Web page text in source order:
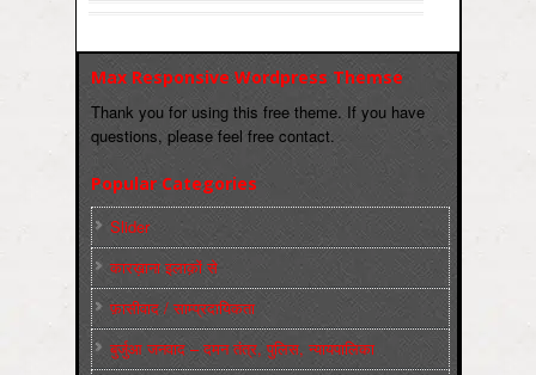
Max Responsive Wordpress Themse
Thank you for using this free theme. If you have
questions, please feel free contact.
Popular Categories
Slider
कारख़ाना इलाक़ों से
फ़ासीवाद / साम्‍प्रदायिकता
बुर्जुआ जनवाद – दमन तंत्र, पुलिस, न्‍यायपालिका